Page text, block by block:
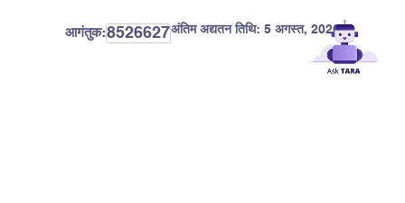
आगंतुक:8526627अंतिम अद्यतन तिथि: 5 अगस्त, 2026